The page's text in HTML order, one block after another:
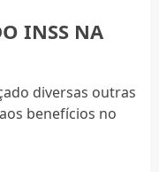
INSS NA
diversas outras
benefícios no